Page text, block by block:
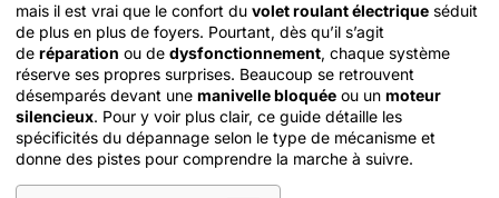
mais il est vrai que le confort du volet roulant électrique séduit
de plus en plus de foyers. Pourtant, dès qu’il s’agit
de réparation ou de dysfonctionnement, chaque système
réserve ses propres surprises. Beaucoup se retrouvent
désemparés devant une manivelle bloquée ou un moteur
silencieux. Pour y voir plus clair, ce guide détaille les
spécificités du dépannage selon le type de mécanisme et
donne des pistes pour comprendre la marche à suivre.